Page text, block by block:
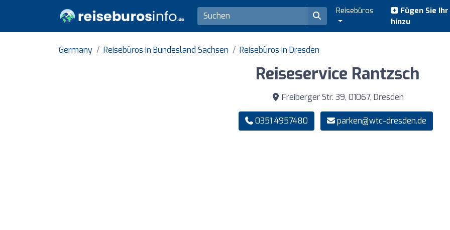
Reisebüros
Fügen Sie
hinzu
Germany Reisebüros in Bundesland Sachsen Reisebüros in Dresden
Reiseservice Rantzsch
Freiberger Str. 39, 01067, Dresden
0351 4957480 parken@wtc-dresden.de